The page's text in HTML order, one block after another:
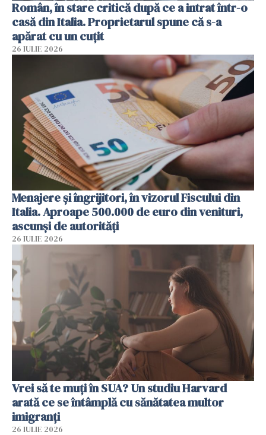
Român, în stare critică după ce a intrat într-o
casă din Italia. Proprietarul spune că s-a
apărat cu un cuțit
26 IULIE 2026
Menajere și îngrijitori, în vizorul Fiscului din
Italia. Aproape 500.000 de euro din venituri,
ascunși de autorități
26 IULIE 2026
Vrei să te muți în SUA? Un studiu Harvard
arată ce se întâmplă cu sănătatea multor
imigranți
26 IULIE 2026